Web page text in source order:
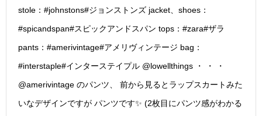
stole：#johnstons#ジョンストンズ jacket、shoes：
#spicandspan#スピックアンドスパン tops：#zara#ザラ
pants：#amerivintage#アメリヴィンテージ bag：
#interstaple#インターステイプル @lowellthings ・ ・ ・
@amerivintage のパンツ、 前から見るとラップスカートみた
いなデザインですが パンツです✨ (2枚目にパンツ感がわかる